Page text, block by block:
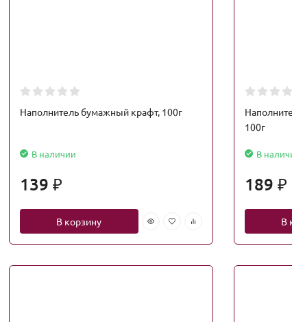
Наполнитель бумажный крафт, 100г
В наличии
139 ₽
В корзину
100г
В
189 ₽
В